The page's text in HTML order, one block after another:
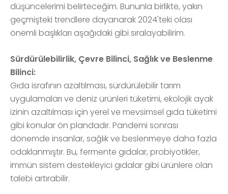
düşüncelerimi belirteceğim. Bununla birlikte, yakın
geçmişteki trendlere dayanarak 2024'teki olası
önemli başlıkları aşağıdaki gibi sıralayabilirim.
Sürdürülebilirlik, Çevre Bilinci, Sağlık ve Beslenme
Bilinci:
Gıda israfının azaltılması, sürdürülebilir tarım
uygulamaları ve deniz ürünleri tüketimi, ekolojik ayak
izinin azaltılması için yerel ve mevsimsel gıda tüketimi
gibi konular ön plandadır. Pandemi sonrası
dönemde insanlar, sağlık ve beslenmeye daha fazla
odaklanmıştır. Bu, fermente gıdalar, probiyotikler,
immün sistem destekleyici gıdalar gibi ürünlere olan
talebi artırabilir.